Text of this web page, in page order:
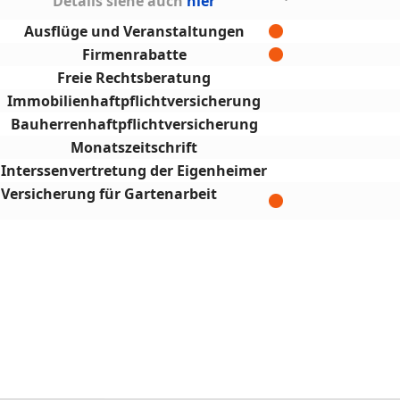
Ausflüge und Veranstaltungen
Firmenrabatte
Freie Rechtsberatung
Immobilienhaftpflichtversicherung
Bauherrenhaftpflichtversicherung
Monatszeitschrift
Interssenvertretung der Eigenheimer
Versicherung für Gartenarbeit